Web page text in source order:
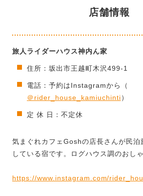
店舗情報
旅人ライダーハウス神内ん家
住所：坂出市王越町木沢499-1
電話：予約はInstagramから（
＠rider_house_kamiuchinti）
定 休 日：不定休
気まぐれカフェGoshの店長さんが民泊
している宿です。ログハウス調のおし
https://www.instagram.com/